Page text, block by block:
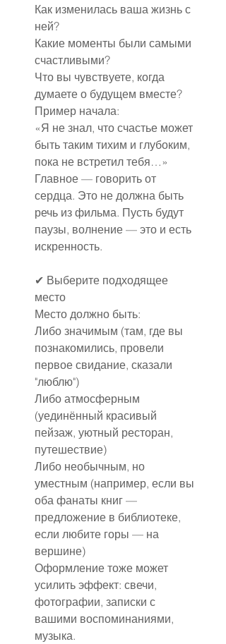
Как изменилась ваша жизнь с
ней?
Какие моменты были самыми
счастливыми?
Что вы чувствуете, когда
думаете о будущем вместе?
Пример начала:
«Я не знал, что счастье может
быть таким тихим и глубоким,
пока не встретил тебя…»
Главное — говорить от
сердца. Это не должна быть
речь из фильма. Пусть будут
паузы, волнение — это и есть
искренность.
✔ Выберите подходящее
место
Место должно быть:
Либо значимым (там, где вы
познакомились, провели
первое свидание, сказали
"люблю")
Либо атмосферным
(уединённый красивый
пейзаж, уютный ресторан,
путешествие)
Либо необычным, но
уместным (например, если вы
оба фанаты книг —
предложение в библиотеке,
если любите горы — на
вершине)
Оформление тоже может
усилить эффект: свечи,
фотографии, записки с
вашими воспоминаниями,
музыка.